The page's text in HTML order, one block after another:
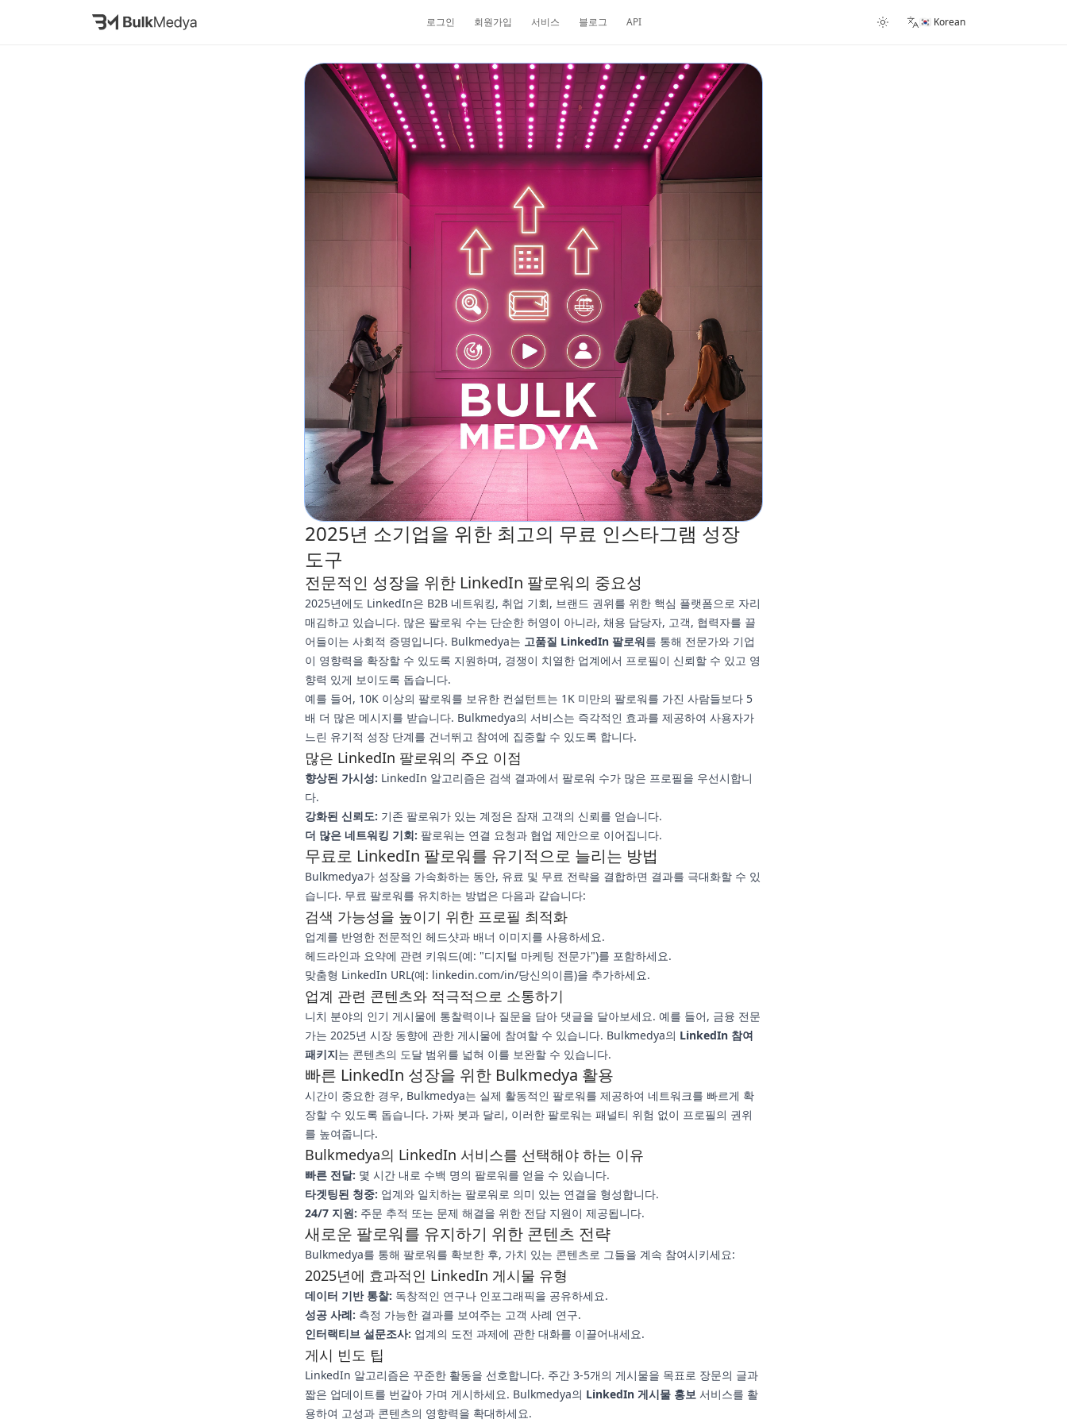
로그인 회원가입 서비스 블로그 API 🇰🇷 Korean
2025년 소기업을 위한 최고의 무료 인스타그램 성장
도구
전문적인 성장을 위한 LinkedIn 팔로워의 중요성
2025년에도 LinkedIn은 B2B 네트워킹, 취업 기회, 브랜드 권위를 위한 핵심 플랫폼으로 자리
매김하고 있습니다. 많은 팔로워 수는 단순한 허영이 아니라, 채용 담당자, 고객, 협력자를 끌
어들이는 사회적 증명입니다. Bulkmedya는 고품질 LinkedIn 팔로워를 통해 전문가와 기업
이 영향력을 확장할 수 있도록 지원하며, 경쟁이 치열한 업계에서 프로필이 신뢰할 수 있고 영
향력 있게 보이도록 돕습니다.
예를 들어, 10K 이상의 팔로워를 보유한 컨설턴트는 1K 미만의 팔로워를 가진 사람들보다 5
배 더 많은 메시지를 받습니다. Bulkmedya의 서비스는 즉각적인 효과를 제공하여 사용자가
느린 유기적 성장 단계를 건너뛰고 참여에 집중할 수 있도록 합니다.
많은 LinkedIn 팔로워의 주요 이점
향상된 가시성: LinkedIn 알고리즘은 검색 결과에서 팔로워 수가 많은 프로필을 우선시합니
다.
강화된 신뢰도: 기존 팔로워가 있는 계정은 잠재 고객의 신뢰를 얻습니다.
더 많은 네트워킹 기회: 팔로워는 연결 요청과 협업 제안으로 이어집니다.
무료로 LinkedIn 팔로워를 유기적으로 늘리는 방법
Bulkmedya가 성장을 가속화하는 동안, 유료 및 무료 전략을 결합하면 결과를 극대화할 수 있
습니다. 무료 팔로워를 유치하는 방법은 다음과 같습니다:
검색 가능성을 높이기 위한 프로필 최적화
업계를 반영한 전문적인 헤드샷과 배너 이미지를 사용하세요.
헤드라인과 요약에 관련 키워드(예: "디지털 마케팅 전문가")를 포함하세요.
맞춤형 LinkedIn URL(예: linkedin.com/in/당신의이름)을 추가하세요.
업계 관련 콘텐츠와 적극적으로 소통하기
니치 분야의 인기 게시물에 통찰력이나 질문을 담아 댓글을 달아보세요. 예를 들어, 금융 전문
가는 2025년 시장 동향에 관한 게시물에 참여할 수 있습니다. Bulkmedya의 LinkedIn 참여
패키지는 콘텐츠의 도달 범위를 넓혀 이를 보완할 수 있습니다.
빠른 LinkedIn 성장을 위한 Bulkmedya 활용
시간이 중요한 경우, Bulkmedya는 실제 활동적인 팔로워를 제공하여 네트워크를 빠르게 확
장할 수 있도록 돕습니다. 가짜 봇과 달리, 이러한 팔로워는 패널티 위험 없이 프로필의 권위
를 높여줍니다.
Bulkmedya의 LinkedIn 서비스를 선택해야 하는 이유
빠른 전달: 몇 시간 내로 수백 명의 팔로워를 얻을 수 있습니다.
타겟팅된 청중: 업계와 일치하는 팔로워로 의미 있는 연결을 형성합니다.
24/7 지원: 주문 추적 또는 문제 해결을 위한 전담 지원이 제공됩니다.
새로운 팔로워를 유지하기 위한 콘텐츠 전략
Bulkmedya를 통해 팔로워를 확보한 후, 가치 있는 콘텐츠로 그들을 계속 참여시키세요:
2025년에 효과적인 LinkedIn 게시물 유형
데이터 기반 통찰: 독창적인 연구나 인포그래픽을 공유하세요.
성공 사례: 측정 가능한 결과를 보여주는 고객 사례 연구.
인터랙티브 설문조사: 업계의 도전 과제에 관한 대화를 이끌어내세요.
게시 빈도 팁
LinkedIn 알고리즘은 꾸준한 활동을 선호합니다. 주간 3-5개의 게시물을 목표로 장문의 글과
짧은 업데이트를 번갈아 가며 게시하세요. Bulkmedya의 LinkedIn 게시물 홍보 서비스를 활
용하여 고성과 콘텐츠의 영향력을 확대하세요.